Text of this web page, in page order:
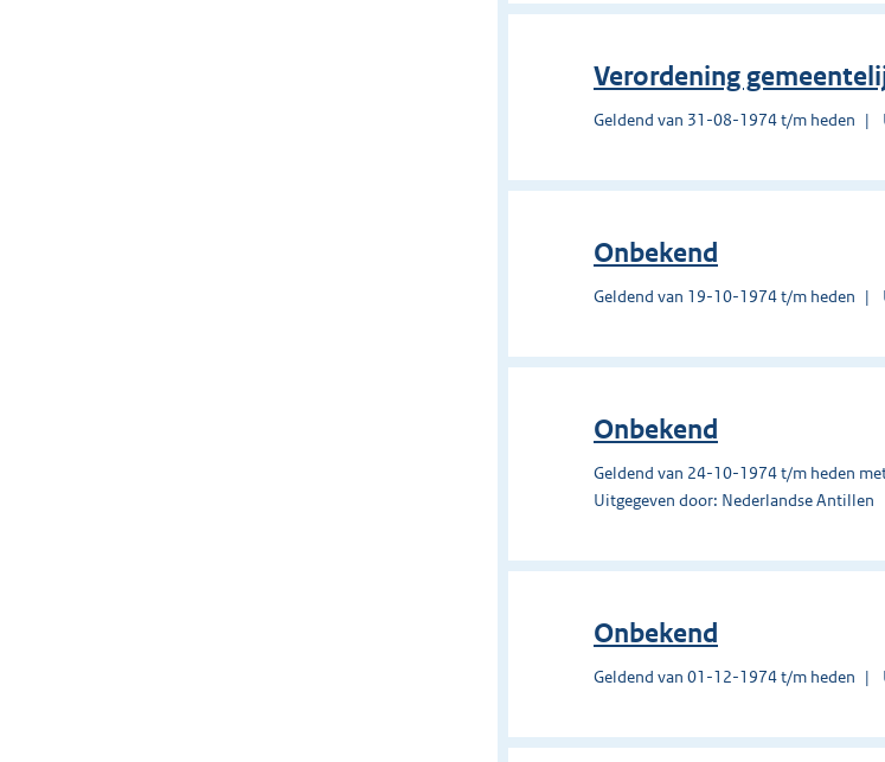
Verordening
Geldend van 31-08-1974 t/m heden
Onbekend
Geldend van 19-10-1974 t/m heden
Onbekend
Geldend van 24-10-1974 t/m heden
Uitgegeven door: Nederlandse Antillen
Onbekend
Geldend van 01-12-1974 t/m heden